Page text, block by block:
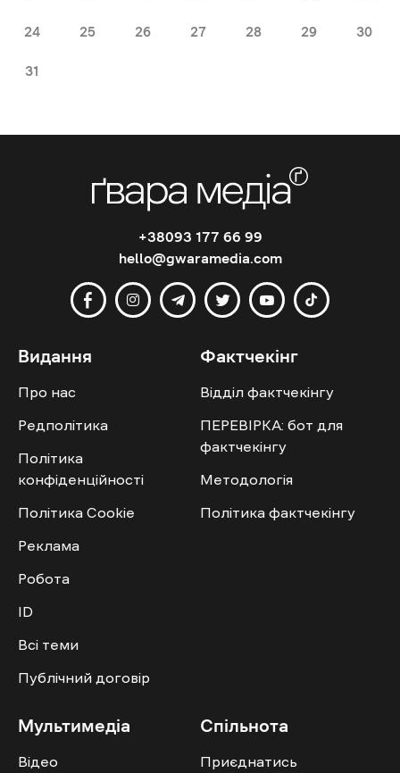
24 25 26 27 28 29 30
31
+38093 177 66 99
hello@gwaramedia.com
Видання
Про нас
Редполітика
Політика
конфіденційності
Політика Cookie
Реклама
Робота
ID
Всі теми
Публічний договір
Фактчекінг
Відділ фактчекінгу
ПЕРЕВІРКА: бот для
фактчекінгу
Методологія
Політика фактчекінгу
Мультимедіа
Відео
Спільнота
Приєднатись